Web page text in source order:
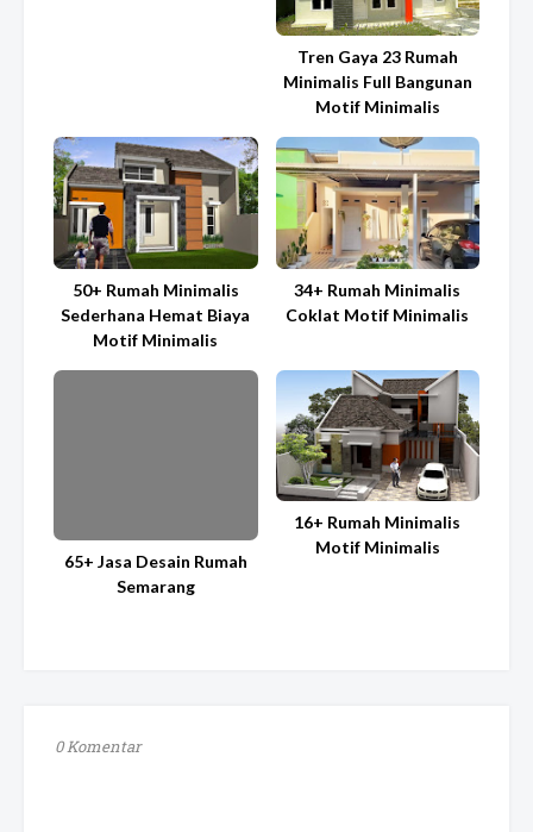
Tren Gaya 23 Rumah
Minimalis Full Bangunan
Motif Minimalis
50+ Rumah Minimalis
Sederhana Hemat Biaya
Motif Minimalis
34+ Rumah Minimalis
Coklat Motif Minimalis
65+ Jasa Desain Rumah
Semarang
16+ Rumah Minimalis
Motif Minimalis
0 Komentar